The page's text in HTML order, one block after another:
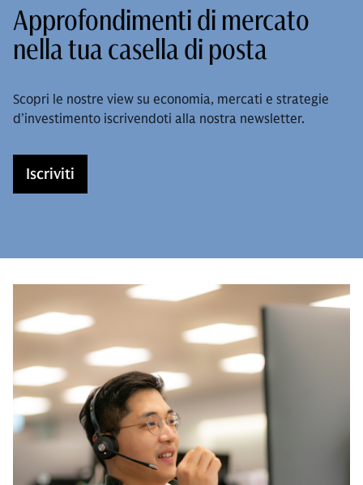
Approfondimenti di mercato
nella tua casella di posta
Scopri le nostre view su economia, mercati e strategie
d’investimento iscrivendoti alla nostra newsletter.
Iscriviti